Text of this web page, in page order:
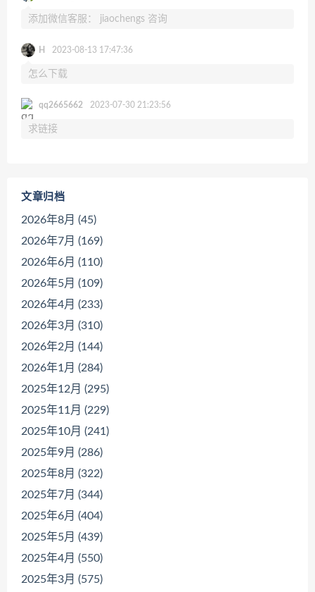
添加微信客服： jiaochengs 咨询
H 2023-08-13 17:47:36
怎么下载
qq2665662 2023-07-30 21:23:56
求链接
文章归档
2026年8月 (45)
2026年7月 (169)
2026年6月 (110)
2026年5月 (109)
2026年4月 (233)
2026年3月 (310)
2026年2月 (144)
2026年1月 (284)
2025年12月 (295)
2025年11月 (229)
2025年10月 (241)
2025年9月 (286)
2025年8月 (322)
2025年7月 (344)
2025年6月 (404)
2025年5月 (439)
2025年4月 (550)
2025年3月 (575)